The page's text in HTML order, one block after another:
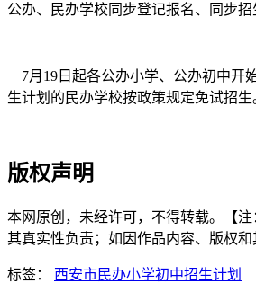
公办、民办学校同步登记报名、同步
7月19日起各公办小学、公办初中开
生计划的民办学校按政策规定免试招生
版权声明
本网原创，未经许可，不得转载。【
其真实性负责；如因作品内容、版权和
标签： 西安市民办小学初中招生计划